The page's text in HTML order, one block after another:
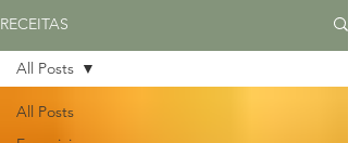
RECEITAS
All Posts
All Posts